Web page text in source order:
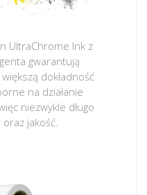
UltraChrome Ink z
gwarantują
dokładność
na działanie
niezwykle długo
jakość.